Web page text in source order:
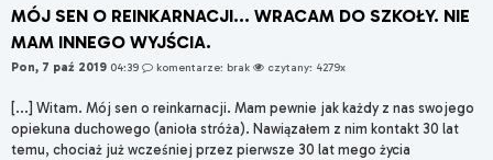
MÓJ SEN O REINKARNACJI... WRACAM DO SZKOŁY. NIE
MAM INNEGO WYJŚCIA.
Pon, 7 paź 2019 04:39 komentarze: brak czytany: 4279x
[...] Witam. Mój sen o reinkarnacji. Mam pewnie jak każdy z nas swojego
opiekuna duchowego (anioła stróża). Nawiązałem z nim kontakt 30 lat
temu, chociaż już wcześniej przez pierwsze 30 lat mego życia